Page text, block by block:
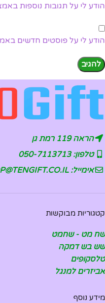
הודע לי על תגובות נוספות
הודע לי על פוסטים חדשים
הראה 119 רמת גן
טלפון: 050-7113713
אימייל: SHOP@TENGIFT.CO.IL
קטגוריות מבוקשות
שח מט - שחמט
שש בש דמקה
טלסקופים
אביזרים למנגל
מידע נוסף